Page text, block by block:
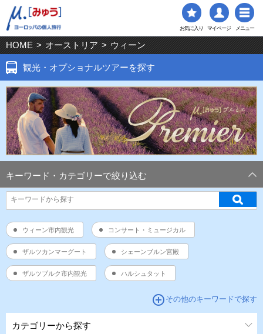
お気に入り マイページ メニュー
HOME > オーストリア > ウィーン
観光・オプショナルツアーを探す
キーワード・カテゴリーで絞り込む
ウィーン市内観光 コンサート・ミュージカル
ザルツカンマーグート シェーンブルン宮殿
ザルツブルク市内観光 ハルシュタット
add_circle_outline その他のキーワードで探す
カテゴリーから探す